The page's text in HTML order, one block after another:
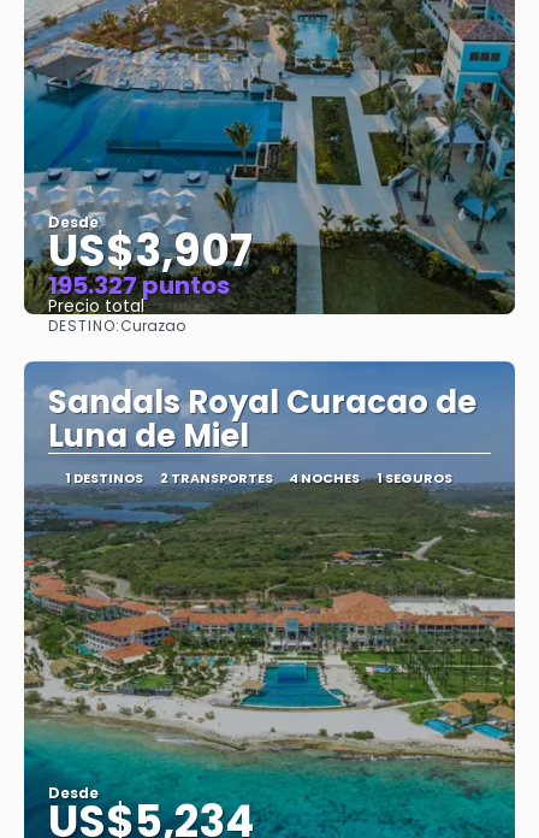
Desde
US$3,907
195.327 puntos
Precio total
DESTINO:Curazao
Sandals Royal Curacao de
Luna de Miel
1 DESTINOS 2 TRANSPORTES 4 NOCHES 1 SEGUROS
Desde
US$5,234